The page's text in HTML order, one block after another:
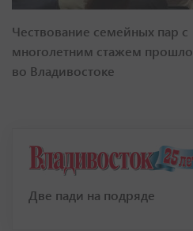
Чествование семейных пар с
многолетним стажем прошло
во Владивостоке
Две пади на подряде